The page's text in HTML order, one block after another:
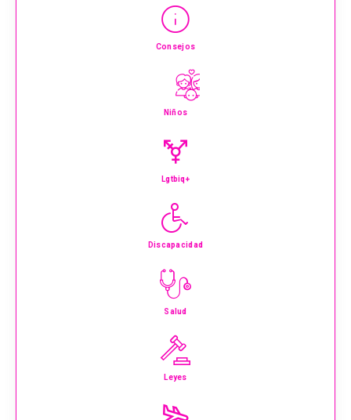
Consejos
Niños
Lgtbiq+
Discapacidad
Salud
Leyes